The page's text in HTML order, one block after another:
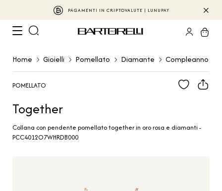
PAGAMENTI IN CRIPTOVALUTE | LUNUPAY
Home Gioielli Pomellato Diamante Compleanno
POMELLATO
Together
Collana con pendente pomellato together in oro rosa e diamanti -
PCC4012O7WHRDB000